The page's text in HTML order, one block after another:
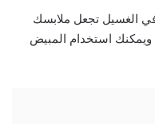
في الغسيل تجعل ملابسك
ويمكنك استخدام المبيض